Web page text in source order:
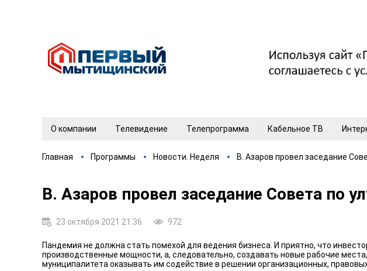
О компании Телевидение Телепрограмма Кабельное ТВ
Главная Программы Новости. Неделя В. Азаров провел заседание
В. Азаров провел заседание Совета по
23 октября 2021 21:36 972
Пандемия не должна стать помехой для ведения бизнеса. И приятно, что
производственные мощности, а, следовательно, создавать новые рабочие
муниципалитета оказывать им содействие в решении организационных, правовых